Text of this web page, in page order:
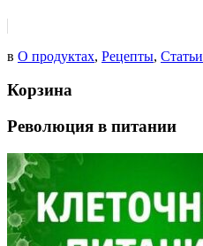
в О продуктах, Рецепты, Статьи
Корзина
Революция в питании